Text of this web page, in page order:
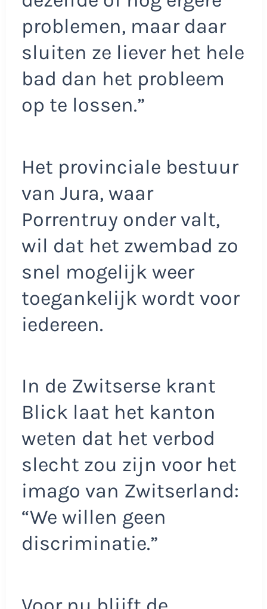
problemen, maar daar
sluiten ze liever het hele
bad dan het probleem
op te lossen.”
Het provinciale bestuur
van Jura, waar
Porrentruy onder valt,
wil dat het zwembad zo
snel mogelijk weer
toegankelijk wordt voor
iedereen.
In de Zwitserse krant
Blick laat het kanton
weten dat het verbod
slecht zou zijn voor het
imago van Zwitserland:
“We willen geen
discriminatie.”